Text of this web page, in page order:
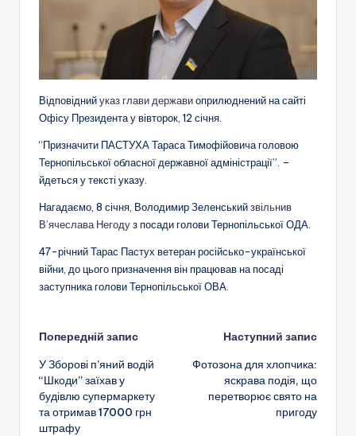
Відповіднийуказ глави державиоприлюднений на сайті
Офісу Президента у вівторок, 12 січня.
“Призначити ПАСТУХА Тараса Тимофійовича головою
Тернопільської обласної державної адміністрації”. –
йдеться у тексті указу.
Нагадаємо, 8 січня, Володимир Зеленськийзвільнив
В’ячеслава Негодуз посади голови Тернопільської ОДА.
47-річний Тарас Пастух ветеран російсько-української
війни, до цього призначення він працював на посаді
заступника голови Тернопільської ОВА.
Навігація
по
запису
Попередній запис
У Зборові п’яний водій
“Шкоди” заїхав у
будівлю супермаркету
та отримав 17000 грн
штрафу
Наступний запис
Фотозона для хлопчика:
яскрава подія, що
перетворює свято на
пригоду